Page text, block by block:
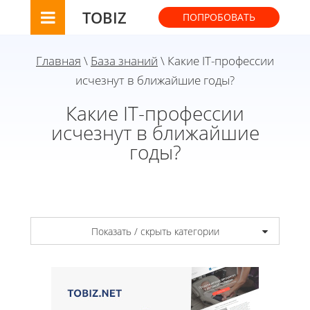
TOBIZ ПОПРОБОВАТЬ
Главная \ База знаний \ Какие IT-профессии
исчезнут в ближайшие годы?
Какие IT-профессии
исчезнут в ближайшие
годы?
Показать / скрыть категории